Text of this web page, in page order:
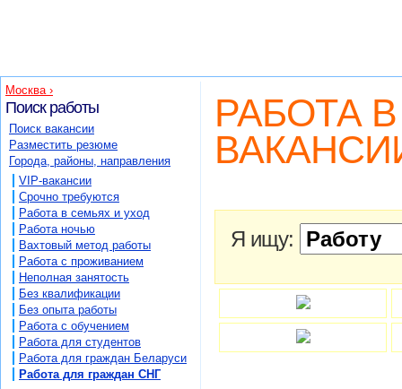
Москва ›
Поиск работы
Поиск вакансии
Разместить резюме
Города, районы, направления
VIP-вакансии
Срочно требуются
Работа в семьях и уход
Работа ночью
Вахтовый метод работы
Работа с проживанием
Неполная занятость
Без квалификации
Без опыта работы
Работа с обучением
Работа для студентов
Работа для граждан Беларуси
Работа для граждан СНГ
РАБОТА
Я ищу: